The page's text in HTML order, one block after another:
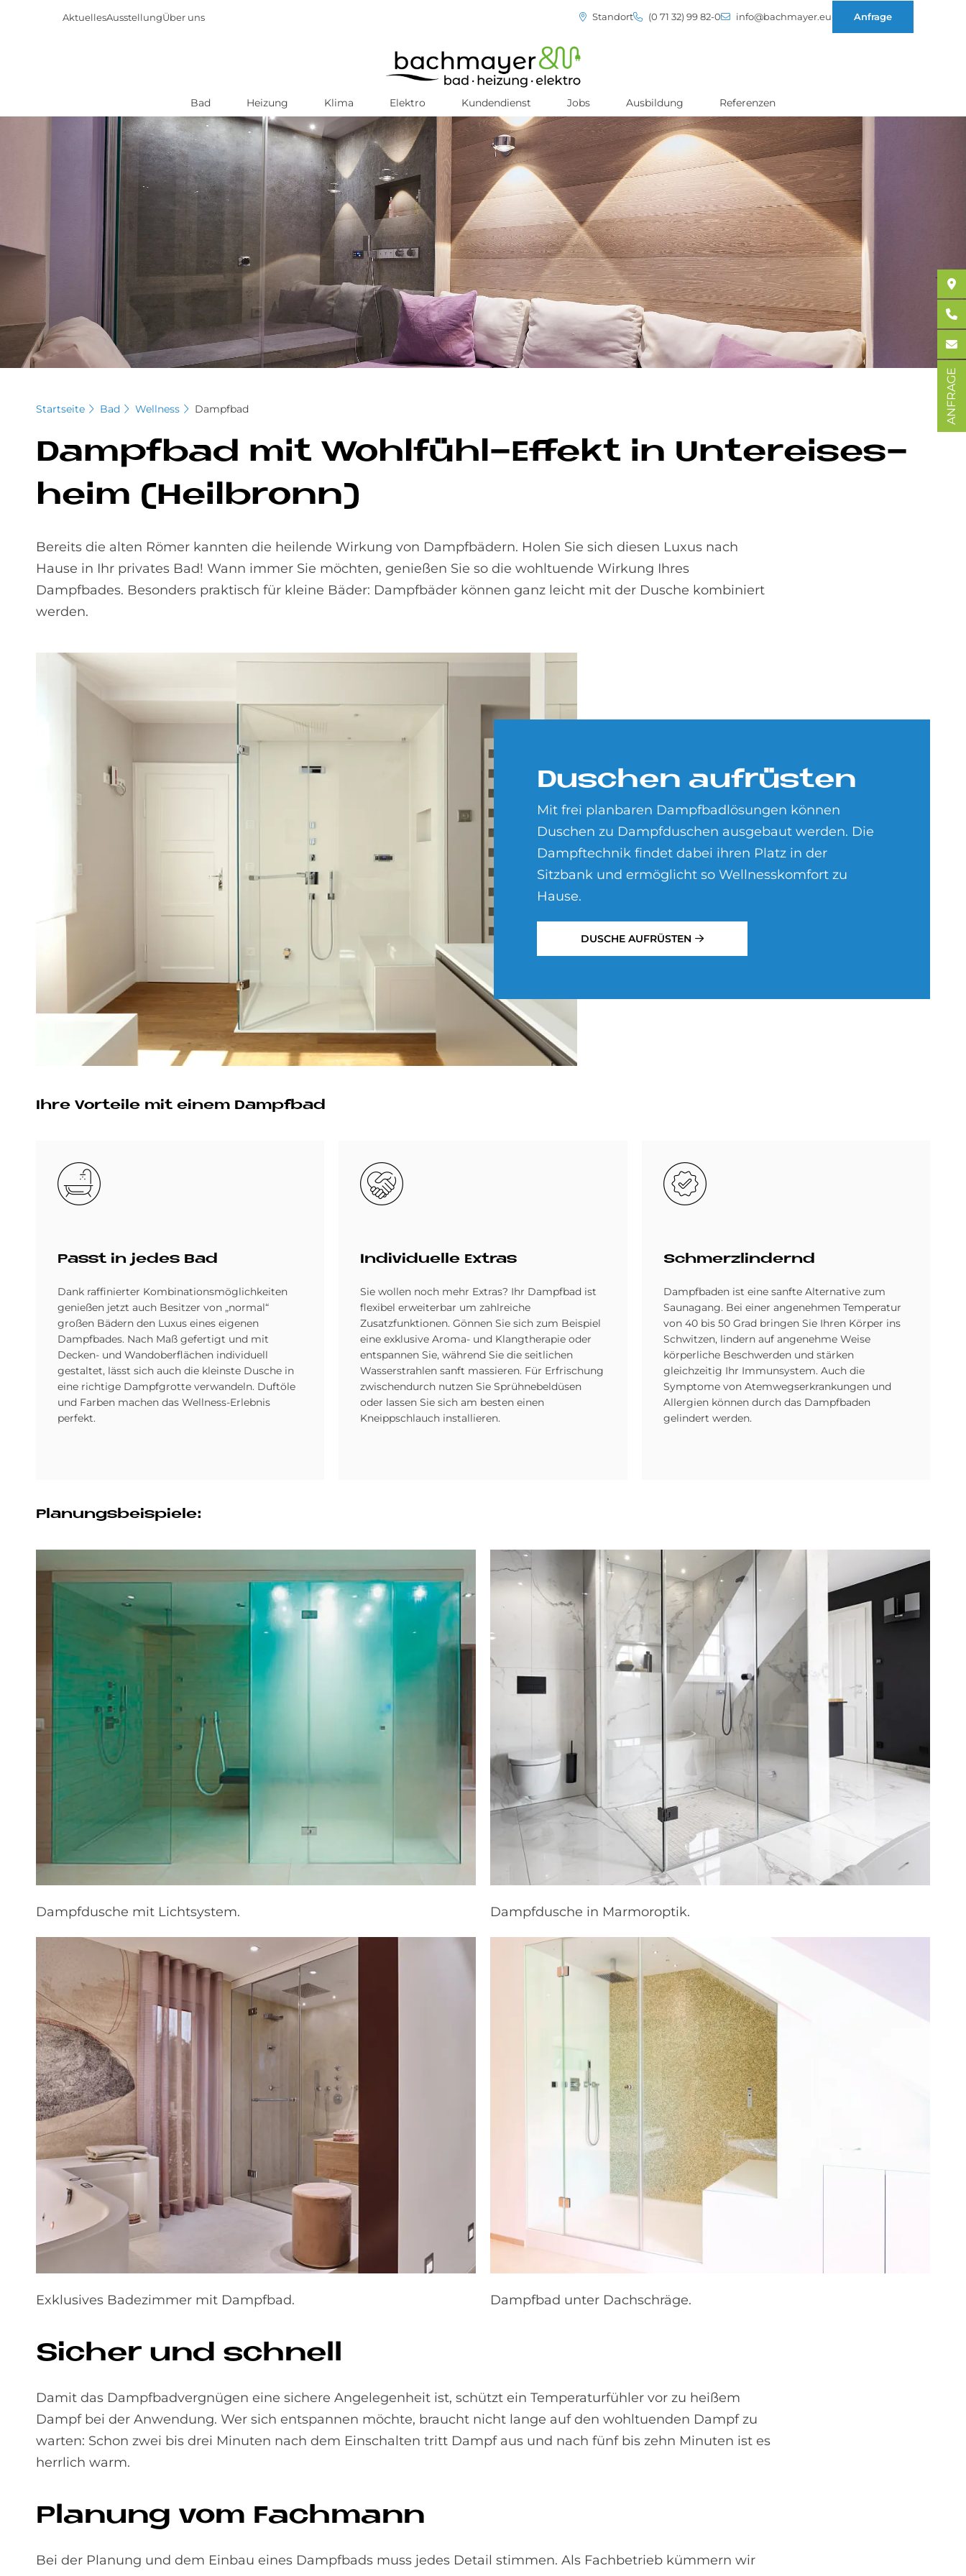
AktuellesAusstellungÜber uns Standort (0 71 32) 99 82-0 info@bachmayer.eu Anfrage
Bad Heizung Klima Elektro Kundendienst Jobs Ausbildung Referenzen
Startseite Bad Wellness Dampfbad
Dampf­bad mit Wohl­fühl-Ef­fe­kt in Un­ter­eises­
heim (Heil­bronn)
Bereits die alten Römer kannten die heilende Wirkung von Dampfbädern. Holen Sie sich diesen Luxus nach
Hause in Ihr privates Bad! Wann immer Sie möchten, genießen Sie so die wohltuende Wirkung Ihres
Dampfbades. Besonders praktisch für kleine Bäder: Dampfbäder können ganz leicht mit der Dusche kombiniert
werden.
Du­schen auf­rü­sten
Mit frei planbaren Dampfbadlösungen können
Duschen zu Dampfduschen ausgebaut werden. Die
Dampftechnik findet dabei ihren Platz in der
Sitzbank und ermöglicht so Wellnesskomfort zu
Hause.
DUSCHE AUFRÜSTEN
Ihre Vor­teile mit ei­nem Dampf­bad
Bild
Passt in je­des Bad
Dank raffinierter Kombinationsmöglichkeiten
genießen jetzt auch Besitzer von „normal“
großen Bädern den Luxus eines eigenen
Dampfbades. Nach Maß gefertigt und mit
Decken- und Wandoberflächen individuell
gestaltet, lässt sich auch die kleinste Dusche in
eine richtige Dampfgrotte verwandeln. Duftöle
und Farben machen das Wellness-Erlebnis
perfekt.
Bild
In­di­vi­du­el­le Ex­tras
Sie wollen noch mehr Extras? Ihr Dampfbad ist
flexibel erweiterbar um zahlreiche
Zusatzfunktionen. Gönnen Sie sich zum Beispiel
eine exklusive Aroma- und Klangtherapie oder
entspannen Sie, während Sie die seitlichen
Wasserstrahlen sanft massieren. Für Erfrischung
zwischendurch nutzen Sie Sprühnebeldüsen
oder lassen Sie sich am besten einen
Kneippschlauch installieren.
Bild
Schmerz­lin­dernd
Dampfbaden ist eine sanfte Alternative zum
Saunagang. Bei einer angenehmen Temperatur
von 40 bis 50 Grad bringen Sie Ihren Körper ins
Schwitzen, lindern auf angenehme Weise
körperliche Beschwerden und stärken
gleichzeitig Ihr Immunsystem. Auch die
Symptome von Atemwegs­erkrankungen und
Allergien können durch das Dampfbaden
gelindert werden.
Pla­nungs­bei­spie­le:
Dampfdusche mit Lichtsystem. Dampfdusche in Marmoroptik.
Exklusives Badezimmer mit Dampfbad. Dampfbad unter Dachschräge.
Si­cher und schnell
Damit das Dampfbadvergnügen eine sichere Angelegenheit ist, schützt ein Temperaturfühler vor zu heißem
Dampf bei der Anwendung. Wer sich entspannen möchte, braucht nicht lange auf den wohltuenden Dampf zu
warten: Schon zwei bis drei Minuten nach dem Einschalten tritt Dampf aus und nach fünf bis zehn Minuten ist es
herrlich warm.
Pla­nung vom Fach­mann
Bei der Planung und dem Einbau eines Dampfbads muss jedes Detail stimmen. Als Fachbetrieb kümmern wir
ANFRAGE